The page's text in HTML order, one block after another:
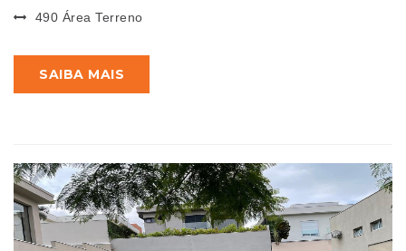
490 Área Terreno
SAIBA MAIS